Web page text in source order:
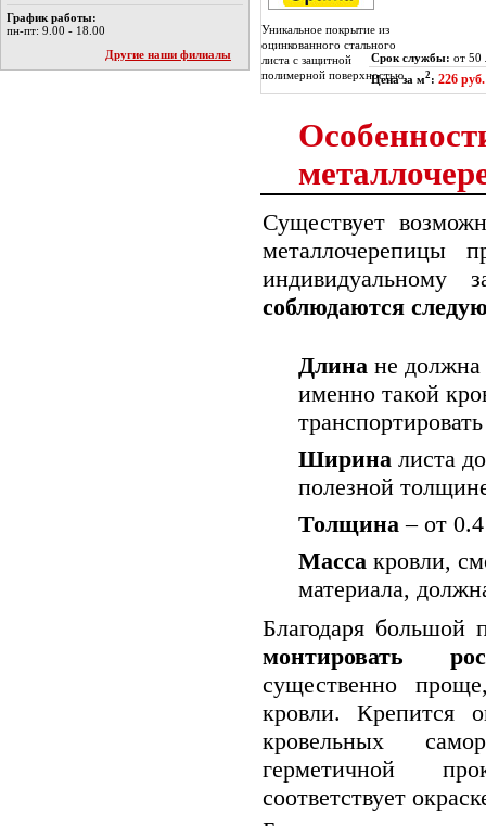
График работы:
пн-пт: 9.00 - 18.00
Другие наши филиалы
Уникальное покрытие из
оцинкованного стального
листа с защитной
полимерной поверхностью.
Срок службы: от 50
Цена за м2: 226 руб.
Существует
металлочерепицы
соблюдаются
Длина не должна
именно такой
Ширина листа
полезной
Толщина – от
Масса кровли,
материала,
Благодаря большой
монтировать
существенно
кровли. Крепится
кровельных
герметичной
соответствует